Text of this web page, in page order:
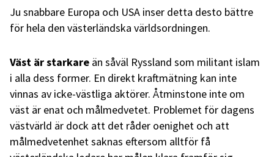
Ju snabbare Europa och USA inser detta desto bättre
för hela den västerländska världsordningen.
Väst är starkare än såväl Ryssland som militant islam
i alla dess former. En direkt kraftmätning kan inte
vinnas av icke-västliga aktörer. Åtminstone inte om
väst är enat och målmedvetet. Problemet för dagens
västvärld är dock att det råder oenighet och att
målmedvetenhet saknas eftersom alltför få